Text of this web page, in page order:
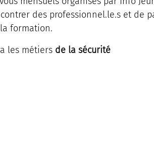
des professionnel.le.s et de
formation.
les métiers de la sécurité